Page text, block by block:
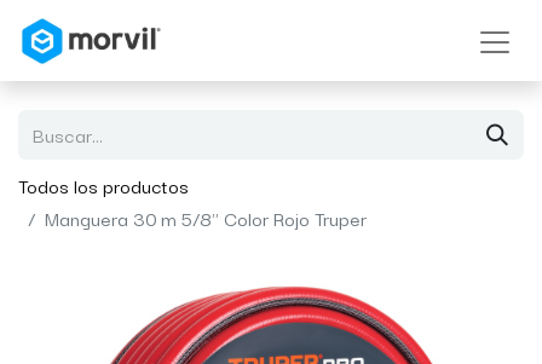
Todos los productos
Manguera 30 m 5/8" Color Rojo Truper